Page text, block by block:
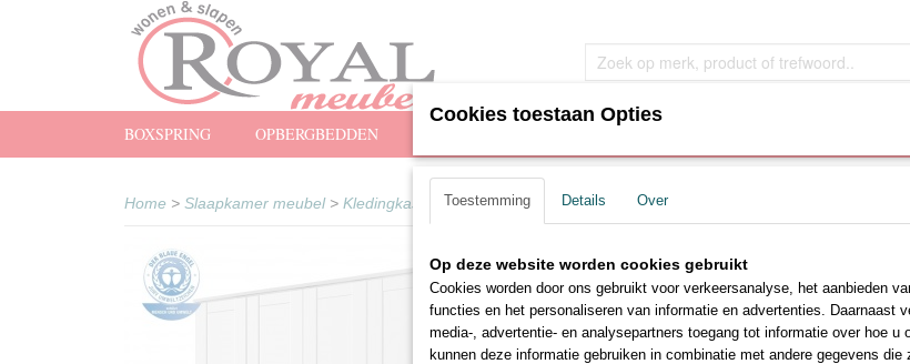
BOXSPRING OPBERGBEDDEN
Home > Slaapkamer meubel> Kledingkasten >Draaideurkasten>Draaideur linnenkasten Swiss wit
Draaideur
€ 629,00 € 570,00 (inclusief btw 21%)
Levertijd ca. 6 - 10 weken
Cookies toestaan Opties
Toestemming Details Over
Op deze website worden cookies gebruikt
Cookies worden door ons gebruikt voor verkeersanalyse, het aanbieden
functies en het personaliseren van informatie en advertenties. Daarnaast
media-, advertentie- en analysepartners toegang tot informatie over hoe u
kunnen deze informatie gebruiken in combinatie met andere gegevens die